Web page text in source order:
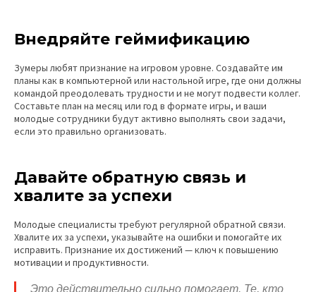
Внедряйте геймификацию
Зумеры любят признание на игровом уровне. Создавайте им
планы как в компьютерной или настольной игре, где они должны
командой преодолевать трудности и не могут подвести коллег.
Составьте план на месяц или год в формате игры, и ваши
молодые сотрудники будут активно выполнять свои задачи,
если это правильно организовать.
Давайте обратную связь и
хвалите за успехи
Молодые специалисты требуют регулярной обратной связи.
Хвалите их за успехи, указывайте на ошибки и помогайте их
исправить. Признание их достижений — ключ к повышению
мотивации и продуктивности.
Это действительно сильно помогает. Те, кто